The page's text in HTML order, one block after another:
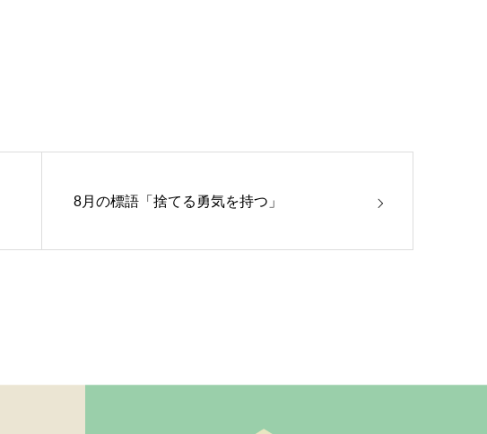
8月の標語「捨てる勇気を持つ」